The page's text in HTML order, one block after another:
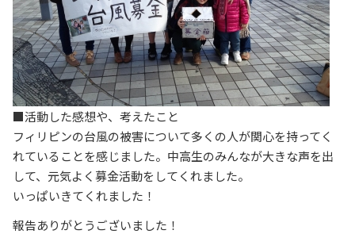
■活動した感想や、考えたこと
フィリピンの台風の被害について多くの人が関心を持ってく
れていることを感じました。中高生のみんなが大きな声を出
して、元気よく募金活動をしてくれました。
いっぱいきてくれました！
報告ありがとうございました！